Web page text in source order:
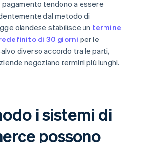
tendono a essere
dal metodo di
olandese stabilisce un termine
di 30 giorni per le
diverso accordo tra le parti,
negoziano termini più lunghi.
i sistemi di
possono